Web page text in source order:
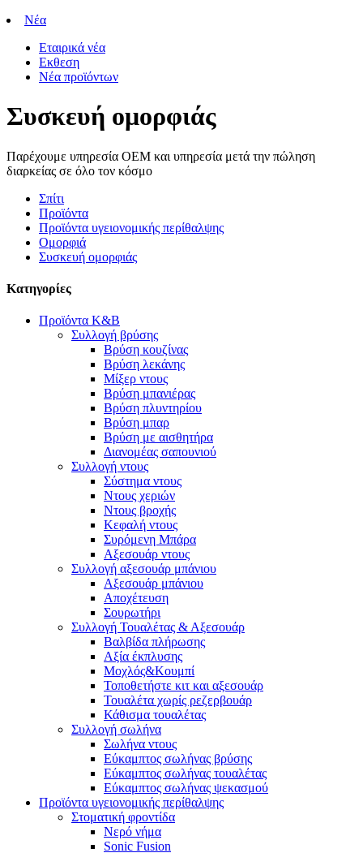
Νέα
Εταιρικά νέα
Εκθεση
Νέα προϊόντων
Συσκευή ομορφιάς
Παρέχουμε υπηρεσία OEM και υπηρεσία μετά την πώληση
διαρκείας σε όλο τον κόσμο
Σπίτι
Προϊόντα
Προϊόντα υγειονομικής περίθαλψης
Ομορφιά
Συσκευή ομορφιάς
Κατηγορίες
Προϊόντα K&B
Συλλογή βρύσης
Βρύση κουζίνας
Βρύση λεκάνης
Μίξερ ντους
Βρύση μπανιέρας
Βρύση πλυντηρίου
Βρύση μπαρ
Βρύση με αισθητήρα
Διανομέας σαπουνιού
Συλλογή ντους
Σύστημα ντους
Ντους χεριών
Ντους βροχής
Κεφαλή ντους
Συρόμενη Μπάρα
Αξεσουάρ ντους
Συλλογή αξεσουάρ μπάνιου
Αξεσουάρ μπάνιου
Αποχέτευση
Σουρωτήρι
Συλλογή Τουαλέτας & Αξεσουάρ
Βαλβίδα πλήρωσης
Αξία έκπλυσης
Μοχλός&Κουμπί
Τοποθετήστε κιτ και αξεσουάρ
Τουαλέτα χωρίς ρεζερβουάρ
Κάθισμα τουαλέτας
Συλλογή σωλήνα
Σωλήνα ντους
Εύκαμπτος σωλήνας βρύσης
Εύκαμπτος σωλήνας τουαλέτας
Εύκαμπτος σωλήνας ψεκασμού
Προϊόντα υγειονομικής περίθαλψης
Στοματική φροντίδα
Νερό νήμα
Sonic Fusion